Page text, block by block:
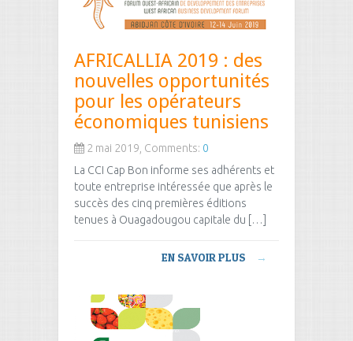
AFRICALLIA 2019 : des
nouvelles opportunités
pour les opérateurs
économiques tunisiens
2 mai 2019, Comments: 0
La CCI Cap Bon informe ses adhérents et
toute entreprise intéressée que après le
succès des cinq premières éditions
tenues à Ouagadougou capitale du […]
EN SAVOIR PLUS →